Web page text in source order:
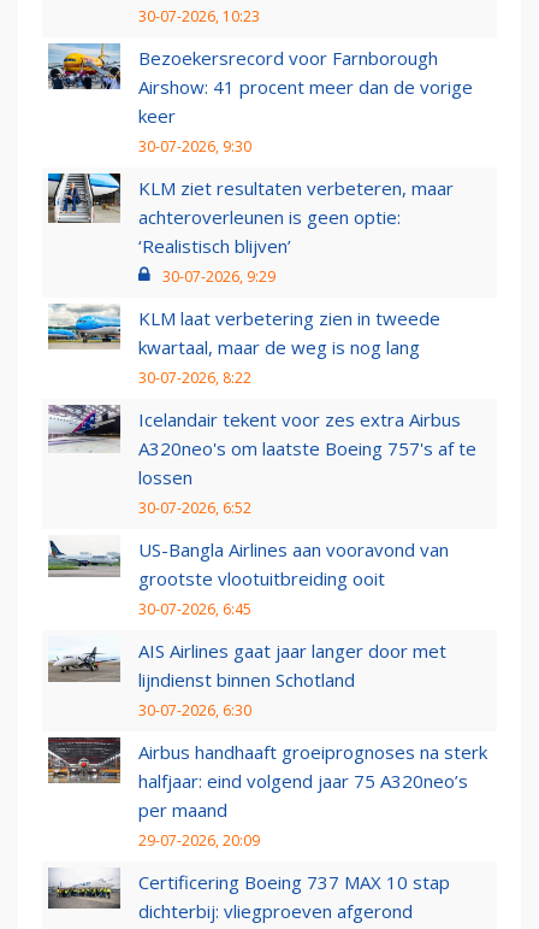
30-07-2026, 10:23
Bezoekersrecord voor Farnborough
Airshow: 41 procent meer dan de vorige
keer
30-07-2026, 9:30
KLM ziet resultaten verbeteren, maar
achteroverleunen is geen optie:
‘Realistisch blijven’
30-07-2026, 9:29
KLM laat verbetering zien in tweede
kwartaal, maar de weg is nog lang
30-07-2026, 8:22
Icelandair tekent voor zes extra Airbus
A320neo's om laatste Boeing 757's af te
lossen
30-07-2026, 6:52
US-Bangla Airlines aan vooravond van
grootste vlootuitbreiding ooit
30-07-2026, 6:45
AIS Airlines gaat jaar langer door met
lijndienst binnen Schotland
30-07-2026, 6:30
Airbus handhaaft groeiprognoses na sterk
halfjaar: eind volgend jaar 75 A320neo’s
per maand
29-07-2026, 20:09
Certificering Boeing 737 MAX 10 stap
dichterbij: vliegproeven afgerond